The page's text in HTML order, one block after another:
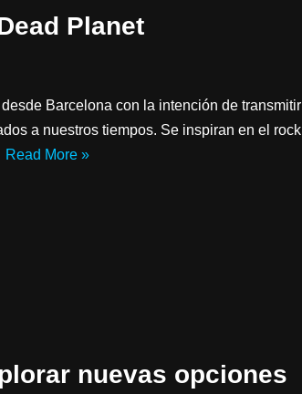
Planet
Barcelona con la intención de transmitir
a nuestros tiempos. Se inspiran en el rock
Read More »
nuevas opciones